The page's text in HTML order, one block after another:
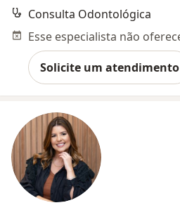
Consulta Odontológica
Solicite um atendimento